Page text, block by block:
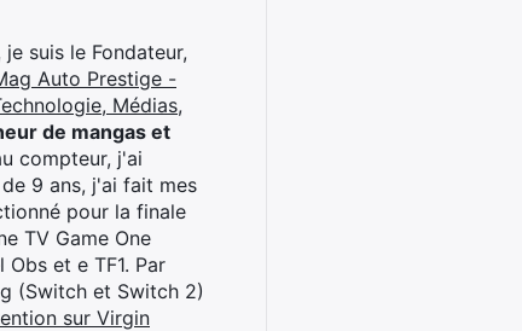
suis le Fondateur,
Auto Prestige -
Médias,
de mangas et
compteur, j'ai
9 ans, j'ai fait mes
pour la finale
TV Game One
et e TF1. Par
(Switch et Switch 2)
sur Virgin